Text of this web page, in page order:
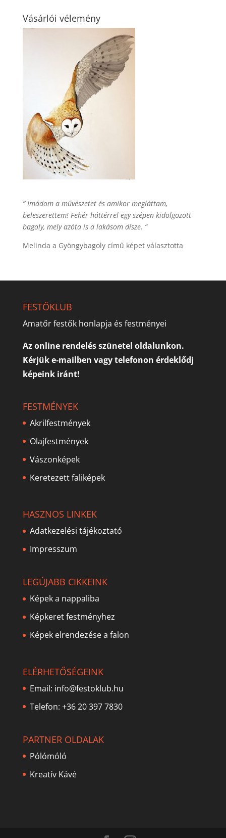
Vásárlói vélemény
” Imádom a művészetet és amikor megláttam,
beleszerettem! Fehér háttérrel egy szépen kidolgozott
bagoly, mely azóta is a lakásom dísze. “
Melinda a Gyöngybagoly című képet választotta
FESTŐKLUB
Amatőr festők honlapja és festményei
Az online rendelés szünetel oldalunkon.
Kérjük e-mailben vagy telefonon érdeklődj
képeink iránt!
FESTMÉNYEK
Akrilfestmények
Olajfestmények
Vászonképek
Keretezett faliképek
HASZNOS LINKEK
Adatkezelési tájékoztató
Impresszum
LEGÚJABB CIKKEINK
Képek a nappaliba
Képkeret festményhez
Képek elrendezése a falon
ELÉRHETŐSÉGEINK
Email: info@festoklub.hu
Telefon: +36 20 397 7830
PARTNER OLDALAK
Pólómóló
Kreatív Kávé